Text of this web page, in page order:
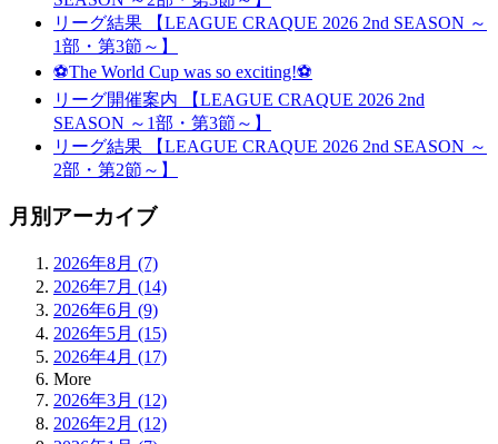
リーグ結果 【LEAGUE CRAQUE 2026 2nd SEASON ～
1部・第3節～】
⚽The World Cup was so exciting!⚽
リーグ開催案内 【LEAGUE CRAQUE 2026 2nd
SEASON ～1部・第3節～】
リーグ結果 【LEAGUE CRAQUE 2026 2nd SEASON ～
2部・第2節～】
月別アーカイブ
2026年8月 (7)
2026年7月 (14)
2026年6月 (9)
2026年5月 (15)
2026年4月 (17)
More
2026年3月 (12)
2026年2月 (12)